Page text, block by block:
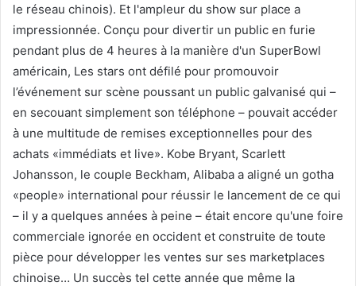
le réseau chinois). Et l'ampleur du show sur place a
impressionnée. Conçu pour divertir un public en furie
pendant plus de 4 heures à la manière d'un SuperBowl
américain, Les stars ont défilé pour promouvoir
l’événement sur scène poussant un public galvanisé qui –
en secouant simplement son téléphone – pouvait accéder
à une multitude de remises exceptionnelles pour des
achats «immédiats et live». Kobe Bryant, Scarlett
Johansson, le couple Beckham, Alibaba a aligné un gotha
«people» international pour réussir le lancement de ce qui
– il y a quelques années à peine – était encore qu'une foire
commerciale ignorée en occident et construite de toute
pièce pour développer les ventes sur ses marketplaces
chinoise… Un succès tel cette année que même la